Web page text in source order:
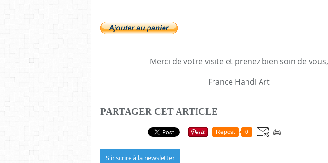
Merci de votre visite et prenez bien soin de vous,
France Handi Art
PARTAGER CET ARTICLE
Repost 0
S'inscrire à la newsletter